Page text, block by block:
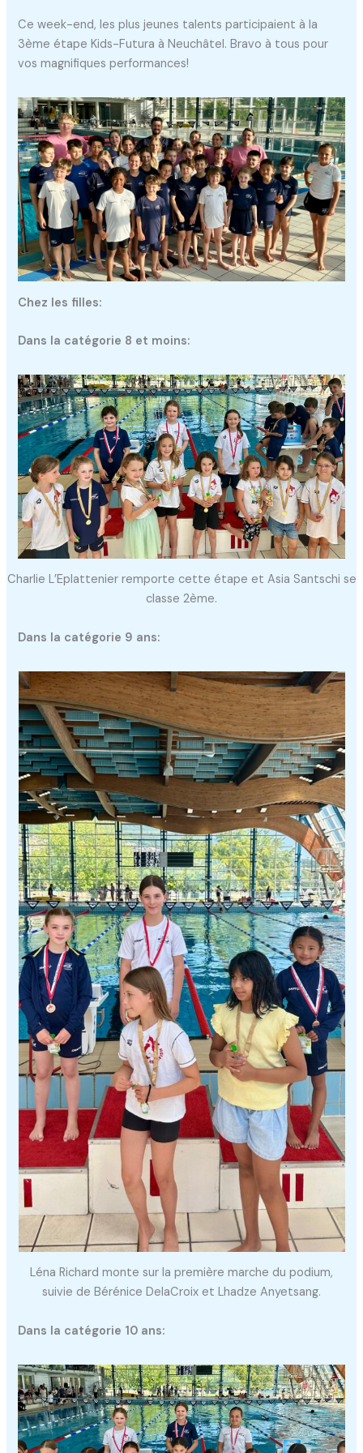
Ce week-end, les plus jeunes talents participaient à la
3ème étape Kids-Futura à Neuchâtel. Bravo à tous pour
vos magnifiques performances!
Chez les filles:
Dans la catégorie 8 et moins:
Charlie L’Eplattenier remporte cette étape et Asia Santschi se
classe 2ème.
Dans la catégorie 9 ans:
Léna Richard monte sur la première marche du podium,
suivie de Bérénice DelaCroix et Lhadze Anyetsang.
Dans la catégorie 10 ans: